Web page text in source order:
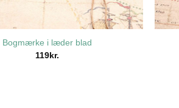
Bogmærke i læder blad
119kr.